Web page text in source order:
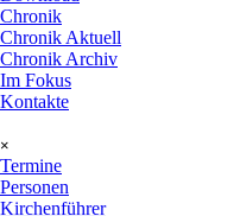
Chronik
Chronik Aktuell
Chronik Archiv
Im Fokus
Kontakte
×
Termine
Personen
Kirchenführer